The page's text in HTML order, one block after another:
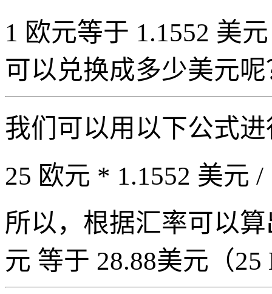
1 欧元等于 1.1552 美
可以兑换成多少美元呢
我们可以用以下公式
25 欧元 * 1.1552 美元
所以，根据汇率可以
元 等于 28.88美元（25